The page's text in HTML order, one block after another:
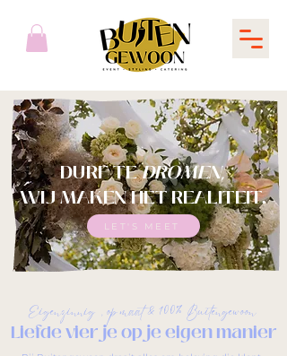
DURF TEDROMEN,
WIJ MAKEN HET REALITEIT.
LET'S MEET
Eigenzinnig, op maat & 100% Buitengewoon
Liefde vier je op je eigen manier